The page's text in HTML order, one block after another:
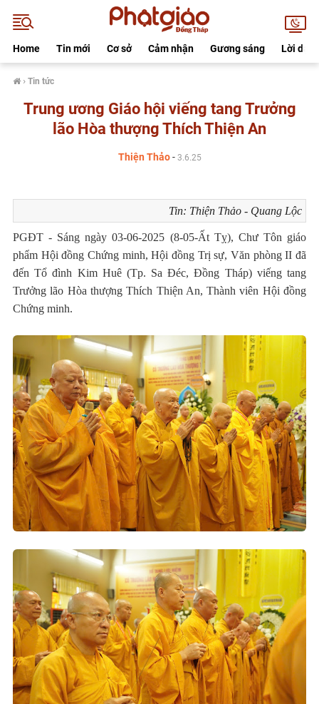
Home Tin mới Cơ sở Cảm nhận Gương sáng Lời dạy
› Tin tức
Trung ương Giáo hội viếng tang Trưởng
lão Hòa thượng Thích Thiện An
Thiện Thảo- 3.6.25
Tin: Thiện Thảo - Quang Lộc
PGĐT - Sáng ngày 03-06-2025 (8-05-Ất Tỵ), Chư Tôn giáo
phẩm Hội đồng Chứng minh, Hội đồng Trị sự, Văn phòng II đã
đến Tổ đình Kim Huê (Tp. Sa Đéc, Đồng Tháp) viếng tang
Trưởng lão Hòa thượng Thích Thiện An, Thành viên Hội đồng
Chứng minh.